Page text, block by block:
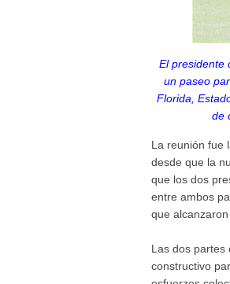
El presidente
un paseo
Florida,
de
La reunión fue
desde que la
que los dos
entre ambos
que
Las dos partes
constructivo